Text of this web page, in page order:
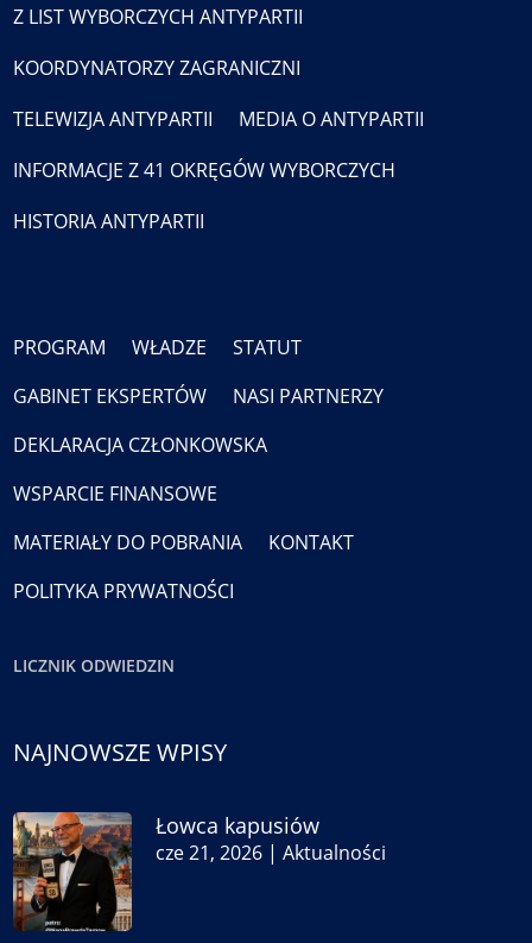
Z LIST WYBORCZYCH ANTYPARTII
KOORDYNATORZY ZAGRANICZNI
TELEWIZJA ANTYPARTII
MEDIA O ANTYPARTII
INFORMACJE Z 41 OKRĘGÓW WYBORCZYCH
HISTORIA ANTYPARTII
PROGRAM WŁADZE
STATUT
GABINET EKSPERTÓW
NASI PARTNERZY
DEKLARACJA CZŁONKOWSKA
WSPARCIE FINANSOWE
MATERIAŁY DO POBRANIA
KONTAKT
POLITYKA PRYWATNOŚCI
LICZNIK ODWIEDZIN
NAJNOWSZE WPISY
Łowca kapusiów
cze 21, 2026 |Aktualności